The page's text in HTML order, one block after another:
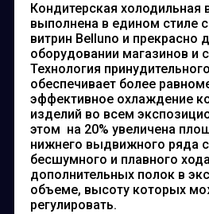
Кондитерская холодильная
выполнена в едином стиле
витрин Belluno и прекрасно
оборудовании магазинов и
Технология
обеспечивает более
эффективное охлаждение
изделий во всем
этом на 20% увеличена
нижнего выдвижного ряда
бесшумного и плавного
дополнительных полок в
объеме, высоту которых
регулировать.